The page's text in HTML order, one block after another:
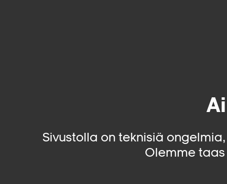
Sivustolla on teknisiä
Olemme